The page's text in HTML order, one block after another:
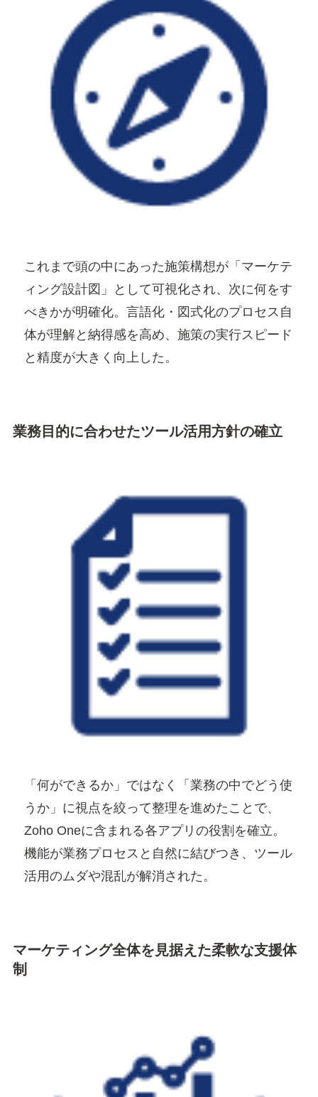
これまで頭の中にあった施策構想が「マーケテ
ィング設計図」として可視化され、次に何をす
べきかが明確化。言語化・図式化のプロセス自
体が理解と納得感を高め、施策の実行スピード
と精度が大きく向上した。
業務目的に合わせたツール活用方針の確立
「何ができるか」ではなく「業務の中でどう使
うか」に視点を絞って整理を進めたことで、
Zoho Oneに含まれる各アプリの役割を確立。
機能が業務プロセスと自然に結びつき、ツール
活用のムダや混乱が解消された。
マーケティング全体を見据えた柔軟な支援体
制